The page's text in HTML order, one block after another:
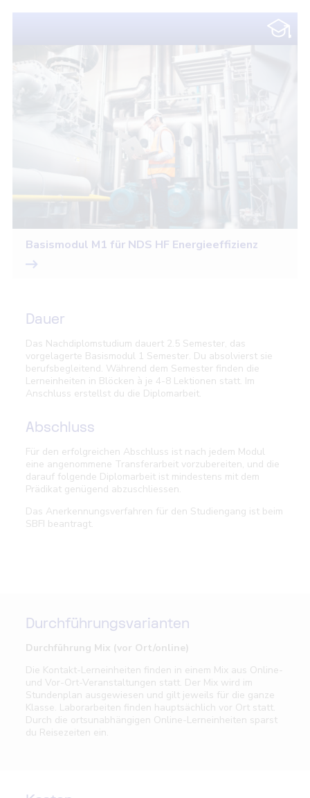
Basismodul M1 für NDS HF Energieeffizienz
Dauer
Das Nachdiplomstudium dauert 2.5 Semester, das
vorgelagerte Basismodul 1 Semester. Du absolvierst sie
berufsbegleitend. Während dem Semester finden die
Lerneinheiten in Blöcken à je 4-8 Lektionen statt. Im
Anschluss erstellst du die Diplomarbeit.
Abschluss
Für den erfolgreichen Abschluss ist nach jedem Modul
eine angenommene Transferarbeit vorzubereiten, und die
darauf folgende Diplomarbeit ist mindestens mit dem
Prädikat genügend abzuschliessen.
Das Anerkennungsverfahren für den Studiengang ist beim
SBFI beantragt.
Durchführungsvarianten
Durchführung Mix (vor Ort/online)
Die Kontakt-Lerneinheiten finden in einem Mix aus Online-
und Vor-Ort-Veranstaltungen statt. Der Mix wird im
Stundenplan ausgewiesen und gilt jeweils für die ganze
Klasse. Laborarbeiten finden hauptsächlich vor Ort statt.
Durch die ortsunabhängigen Online-Lerneinheiten sparst
du Reisezeiten ein.